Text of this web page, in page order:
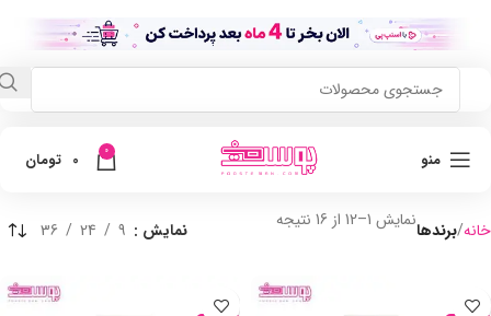
منو 0
0 تومان
خانه برندهانمایش 1–12 از 16 نتیجه نمایش 9
24
36